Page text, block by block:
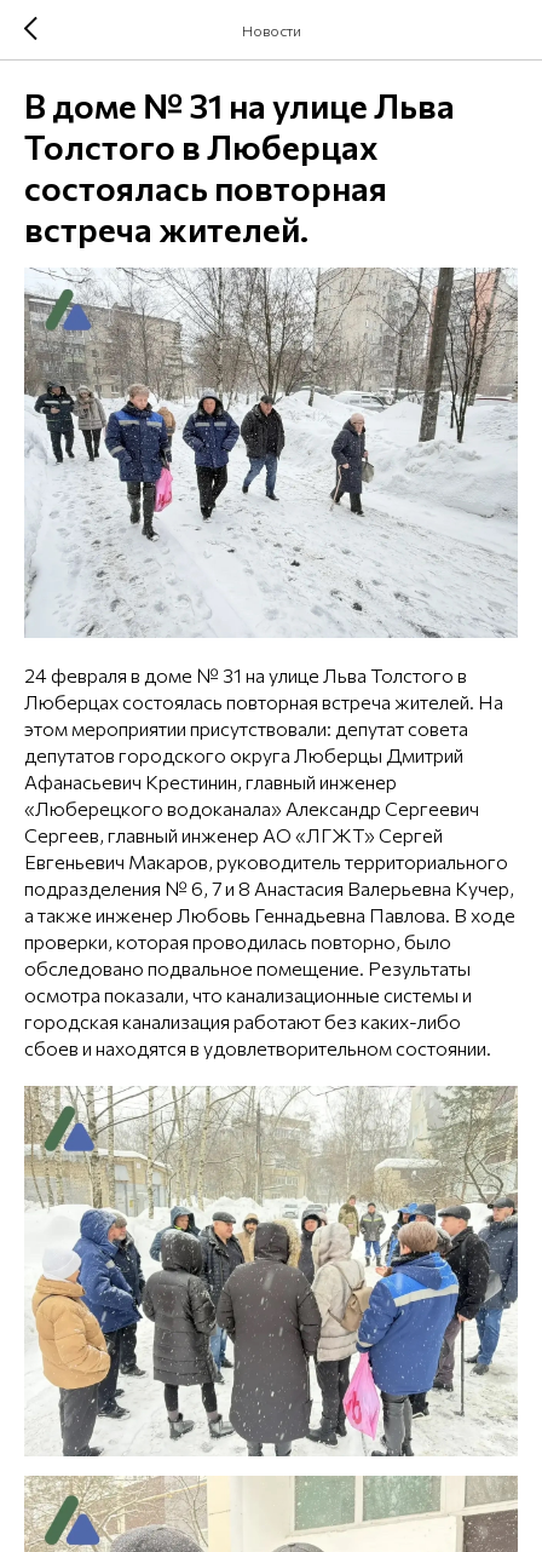
Новости
В доме № 31 на улице Льва
Толстого в Люберцах
состоялась повторная
встреча жителей.
24 февраля в доме № 31 на улице Льва Толстого в
Люберцах состоялась повторная встреча жителей. На
этом мероприятии присутствовали: депутат совета
депутатов городского округа Люберцы Дмитрий
Афанасьевич Крестинин, главный инженер
«Люберецкого водоканала» Александр Сергеевич
Сергеев, главный инженер АО «ЛГЖТ» Сергей
Евгеньевич Макаров, руководитель территориального
подразделения № 6, 7 и 8 Анастасия Валерьевна Кучер,
а также инженер Любовь Геннадьевна Павлова. В ходе
проверки, которая проводилась повторно, было
обследовано подвальное помещение. Результаты
осмотра показали, что канализационные системы и
городская канализация работают без каких-либо
сбоев и находятся в удовлетворительном состоянии.